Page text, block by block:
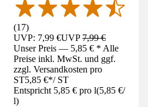
(17)
UVP: 7,99 €UVP7,99 €
Unser Preis — 5,85 € * Alle
Preise inkl. MwSt. und ggf.
zzgl. Versandkosten pro
ST5,85 €*/ ST
Entspricht 5,85 € pro l(5,85 €/
l)